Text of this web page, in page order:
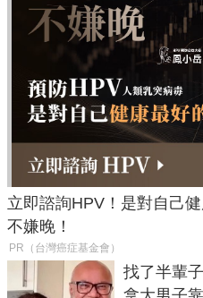
立即諮詢HPV！是對自己
不嫌晚！
PR（台灣癌症基金會）
找了半輩